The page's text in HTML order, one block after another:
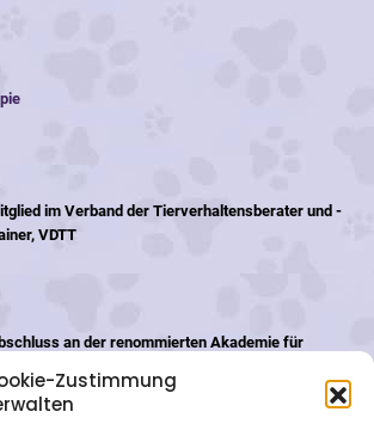
Zustimmung
im Verband der Tierverhaltensberater und -
VDTT
an der renommierten Akademie für